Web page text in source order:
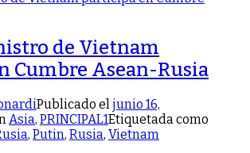
de Vietnam
Cumbre Asean-Rusia
Publicado el junio 16,
Asia, PRINCIPAL1Etiquetada como
, Putin, Rusia, Vietnam